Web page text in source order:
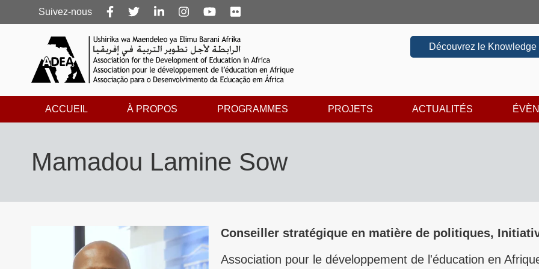
Follow
us
Suivez-nous
Découvrez le Knowledge
ACCUEIL À PROPOS PROGRAMMES PROJETS ACTUALITÉS
Mamadou Lamine Sow
Conseiller stratégique en matière de politiques,
Association pour le développement de l'éducation en